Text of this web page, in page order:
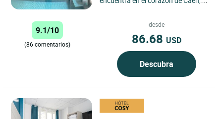
castillo de Guillermo...
9.1/10
(86 comentarios)
desde
86.68 USD
Descubra